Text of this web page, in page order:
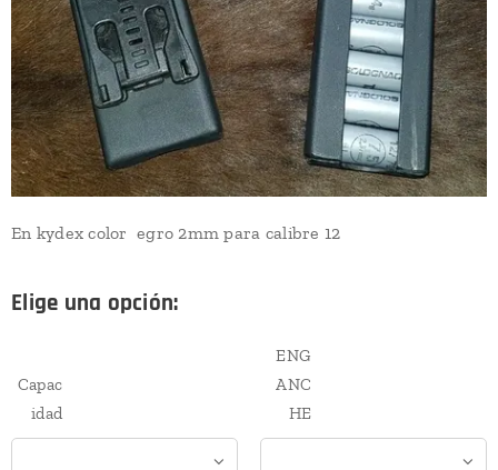
En kydex color egro 2mm para calibre 12
Elige una opción:
Capac
idad
ENG
ANC
HE